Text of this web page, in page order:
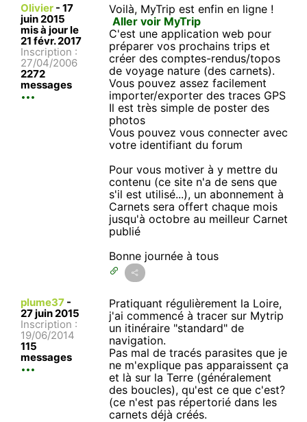
Olivier - 17
juin 2015
mis à jour le
21 févr. 2017
Inscription :
27/04/2006
2272
messages
Voilà, MyTrip est enfin en ligne !
Aller voir MyTrip
C'est une application web pour
préparer vos prochains trips et
créer des comptes-rendus/topos
de voyage nature (des carnets).
Vous pouvez assez facilement
importer/exporter des traces GPS
Il est très simple de poster des
photos
Vous pouvez vous connecter avec
votre identifiant du forum
Pour vous motiver à y mettre du
contenu (ce site n'a de sens que
s'il est utilisé...), un abonnement à
Carnets sera offert chaque mois
jusqu'à octobre au meilleur Carnet
publié
Bonne journée à tous
plume37 -
27 juin 2015
Inscription :
19/06/2014
115
messages
Pratiquant régulièrement la Loire,
j'ai commencé à tracer sur Mytrip
un itinéraire "standard" de
navigation.
Pas mal de tracés parasites que je
ne m'explique pas apparaissent ça
et là sur la Terre (généralement
des boucles), qu'est ce que c'est?
(ce n'est pas répertorié dans les
carnets déjà créés.